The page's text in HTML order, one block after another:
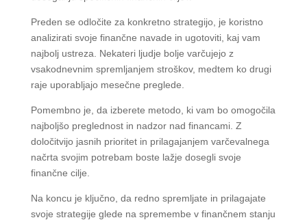
Preden se odločite za konkretno strategijo, je koristno
analizirati svoje finančne navade in ugotoviti, kaj vam
najbolj ustreza. Nekateri ljudje bolje varčujejo z
vsakodnevnim spremljanjem stroškov, medtem ko drugi
raje uporabljajo mesečne preglede.
Pomembno je, da izberete metodo, ki vam bo omogočila
najboljšo preglednost in nadzor nad financami. Z
določitvijo jasnih prioritet in prilagajanjem varčevalnega
načrta svojim potrebam boste lažje dosegli svoje
finančne cilje.
Na koncu je ključno, da redno spremljate in prilagajate
svoje strategije glede na spremembe v finančnem stanju